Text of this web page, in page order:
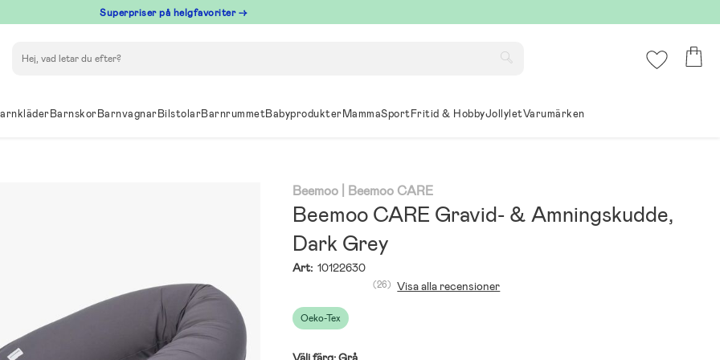
Superpriser på helgfavoriter →
BarnskorBarnvagnarBilstolarBarnrummetBabyprodukterMammaSportFritid & HobbyJollyletVarumärken
Beemoo | Beemoo CARE
Beemoo CARE Gravid- & Amningskudde,
Dark Grey
Art: 10122630
Oeko-Tex
(26) Visa alla recensioner